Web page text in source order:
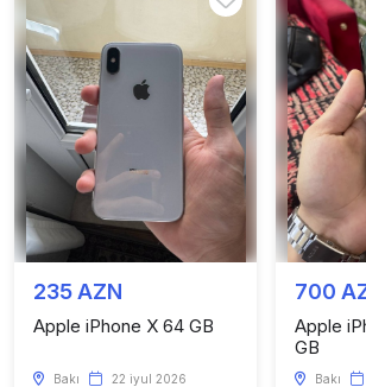
235 AZN
Apple iPhone X 64 GB
Bakı 22 iyul 2026
700
Apple
GB
Bakı